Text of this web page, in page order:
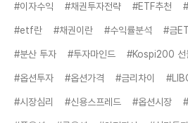
#이자수익 #채권투자전략 #ETF추천
#etf란 #채권이란 #수익률분석 #금
#분산 투자 #투자마인드 #Kospi200 선
#옵션투자 #옵션가격 #금리차이
#시장심리 #신용스프레드 #옵션시장